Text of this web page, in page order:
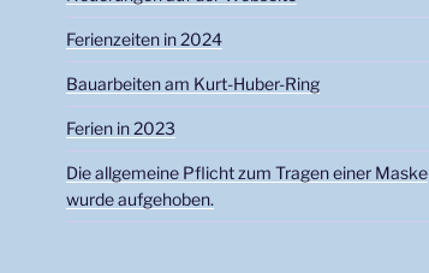
Ferienzeiten in 2024
Bauarbeiten am Kurt-Huber-Ring
Ferien in 2023
Die allgemeine Pflicht zum Tragen einer Maske
wurde aufgehoben.